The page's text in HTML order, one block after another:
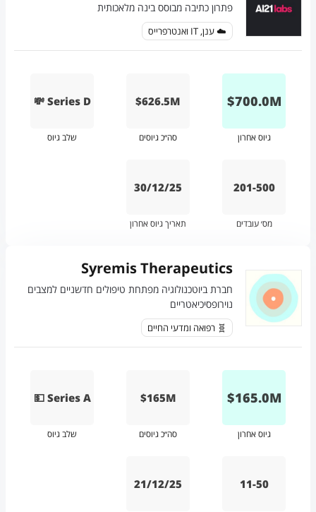
פתרון כתיבה מבוסס בינה מלאכותית
☁️ ענן, IT ואנטרפרייס
M
700.0
$
גיוס אחרון
$626.5M
סה״כ גיוסים
💸 Series D
שלב גיוס
201-500
מס׳ עובדים
30/12/25
תאריך גיוס אחרון
Syremis Therapeutics
חברת ביוטכנולוגיה מפתחת טיפולים חדשניים למצבים
נוירופסיכיאטריים
🧬 רפואה ומדעי החיים
M
165.0
$
גיוס אחרון
$165M
סה״כ גיוסים
💵 Series A
שלב גיוס
11-50
21/12/25